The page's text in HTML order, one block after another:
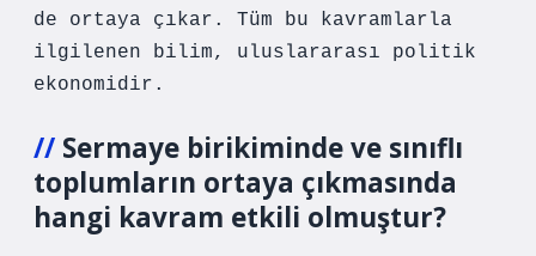
de ortaya çıkar. Tüm bu kavramlarla
ilgilenen bilim, uluslararası politik
ekonomidir.
Sermaye birikiminde ve sınıflı
toplumların ortaya çıkmasında
hangi kavram etkili olmuştur?